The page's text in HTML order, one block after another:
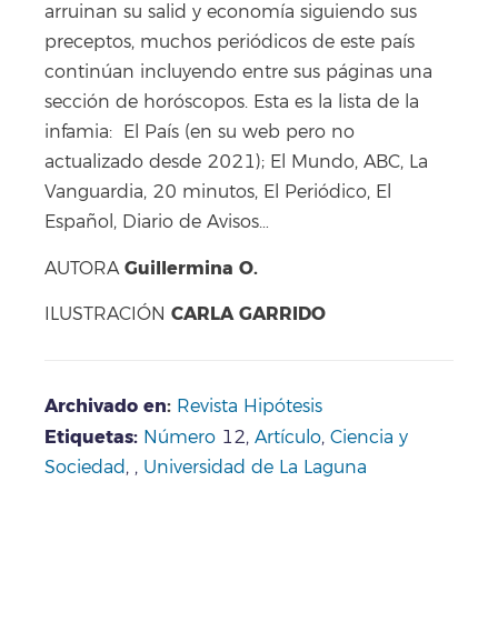
arruinan su salid y economía siguiendo sus
preceptos, muchos periódicos de este país
continúan incluyendo entre sus páginas una
sección de horóscopos. Esta es la lista de la
infamia: El País (en su web pero no
actualizado desde 2021); El Mundo, ABC, La
Vanguardia, 20 minutos, El Periódico, El
Español, Diario de Avisos…
AUTORA Guillermina O.
ILUSTRACIÓN CARLA GARRIDO
Archivado en: Revista Hipótesis
Etiquetas: Número 12, Artículo, Ciencia y
Sociedad, , Universidad de La Laguna